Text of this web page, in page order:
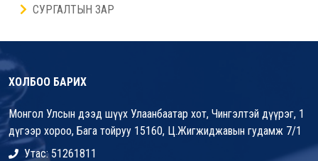
СУРГАЛТЫН ЗАР
ХОЛБОО БАРИХ
Монгол Улсын дээд шүүх Улаанбаатар хот, Чингэлтэй дүүрэг, 1
дүгээр хороо, Бага тойруу 15160, Ц.Жигжиджавын гудамж 7/1
Утас: 51261811